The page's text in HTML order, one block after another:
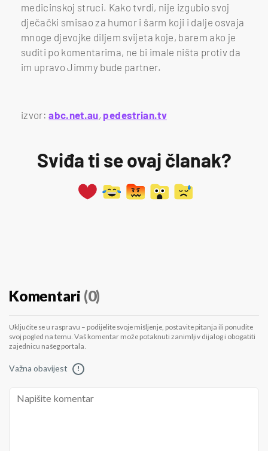
medicinskoj struci. Kako tvrdi, nije izgubio svoj
dječački smisao za humor i šarm koji i dalje osvaja
mnoge djevojke diljem svijeta koje, barem ako je
suditi po komentarima, ne bi imale ništa protiv da
im upravo Jimmy bude partner.
izvor:abc.net.au, pedestrian.tv
Sviđa ti se ovaj članak?
Komentari (0)
Uključite se u raspravu – podijelite svoje mišljenje, postavite pitanja ili ponudite
svoj pogled na temu. Vaš komentar može potaknuti zanimljiv dijalog i obogatiti
zajednicu našeg portala.
Važna obavijest !